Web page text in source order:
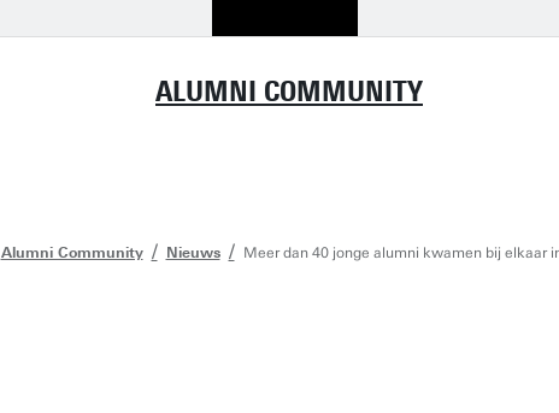
ALUMNI COMMUNITY
Alumni Community Nieuws Meer dan 40 jonge alumni kwamen bij elkaar